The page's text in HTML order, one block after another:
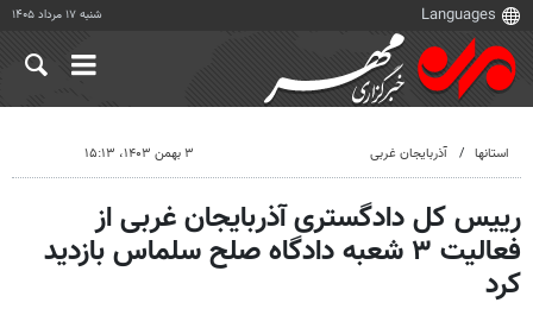
شنبه ۱۷ مرداد ۱۴۰۵
استانها آذربایجان غربی ۳ بهمن ۱۴۰۳، ۱۵:۱۳
رییس کل دادگستری آذربایجان غربی از
فعالیت ۳ شعبه دادگاه صلح سلماس بازدید
کرد